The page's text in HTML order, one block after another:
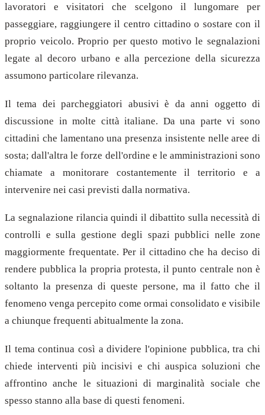
lavoratori e visitatori che scelgono il lungomare per
passeggiare, raggiungere il centro cittadino o sostare con il
proprio veicolo. Proprio per questo motivo le segnalazioni
legate al decoro urbano e alla percezione della sicurezza
assumono particolare rilevanza.
Il tema dei parcheggiatori abusivi è da anni oggetto di
discussione in molte città italiane. Da una parte vi sono
cittadini che lamentano una presenza insistente nelle aree di
sosta; dall'altra le forze dell'ordine e le amministrazioni sono
chiamate a monitorare costantemente il territorio e a
intervenire nei casi previsti dalla normativa.
La segnalazione rilancia quindi il dibattito sulla necessità di
controlli e sulla gestione degli spazi pubblici nelle zone
maggiormente frequentate. Per il cittadino che ha deciso di
rendere pubblica la propria protesta, il punto centrale non è
soltanto la presenza di queste persone, ma il fatto che il
fenomeno venga percepito come ormai consolidato e visibile
a chiunque frequenti abitualmente la zona.
Il tema continua così a dividere l'opinione pubblica, tra chi
chiede interventi più incisivi e chi auspica soluzioni che
affrontino anche le situazioni di marginalità sociale che
spesso stanno alla base di questi fenomeni.